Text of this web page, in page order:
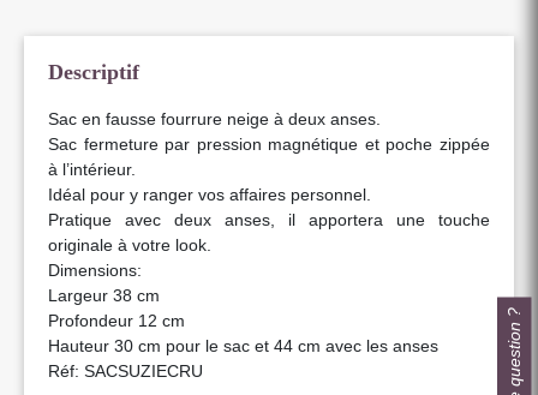
Descriptif
Sac en fausse fourrure neige à deux anses.
Sac fermeture par pression magnétique et poche zippée
à l’intérieur.
Idéal pour y ranger vos affaires personnel.
Pratique avec deux anses, il apportera une touche
originale à votre look.
Dimensions:
Largeur 38 cm
Profondeur 12 cm
Hauteur 30 cm pour le sac et 44 cm avec les anses
Réf: SACSUZIECRU
Une question ?